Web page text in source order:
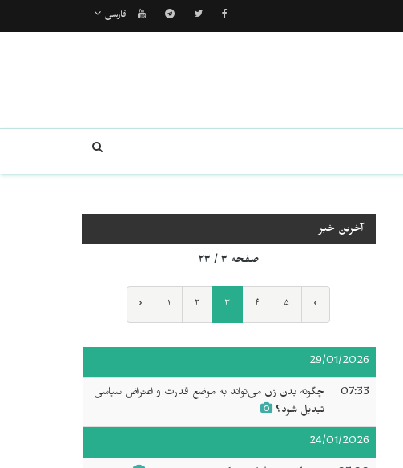
فارسی
آخرین خبر
صفحه ۳ / ۲۳
‹ ۱ ۲ ۳ ۴ ۵ ›
29/01/2026
07:33
چگونه بدن زن می‌تواند به موضع قدرت و اعتراض سیاسی
تبدیل شود؟
24/01/2026